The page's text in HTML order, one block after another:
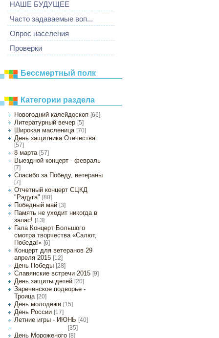
НАШЕ БУДУЩЕЕ
Часто задаваемые воп...
Опрос населения
Проверки
Бессмертный полк
Категории раздела
Новогодний калейдоскоп [66]
Литературный вечер [5]
Широкая масленица [70]
День защитника Отечества
[57]
8 марта [57]
Выездной концерт - февраль
[7]
Спасибо за Победу, ветераны
[7]
Отчетный концерт СЦКД
"Радуга" [80]
Победный май [3]
Память не уходит никогда в
запас! [13]
Гала Концерт Большого
смотра творчества «Салют,
Победа!» [6]
Концерт для ветеранов 29
апреля 2015 [12]
День Победы [28]
Славянские встречи 2015 [9]
День защиты детей [20]
Зареченское подворье -
Троица [20]
День молодежи [15]
День России [17]
Летние игры - ИЮНЬ [40]
[35]
День Мороженого [8]